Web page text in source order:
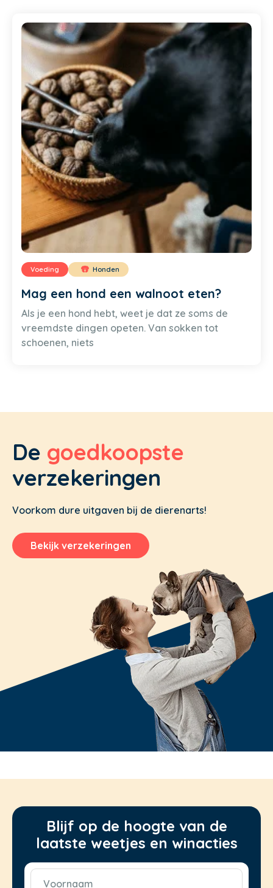
Voeding Honden
Mag een hond een walnoot eten?
Als je een hond hebt, weet je dat ze soms de
vreemdste dingen opeten. Van sokken tot
schoenen, niets
De goedkoopste
verzekeringen
Voorkom dure uitgaven bij de dierenarts!
Bekijk verzekeringen
Blijf op de hoogte van de
laatste weetjes en winacties
Voornaam